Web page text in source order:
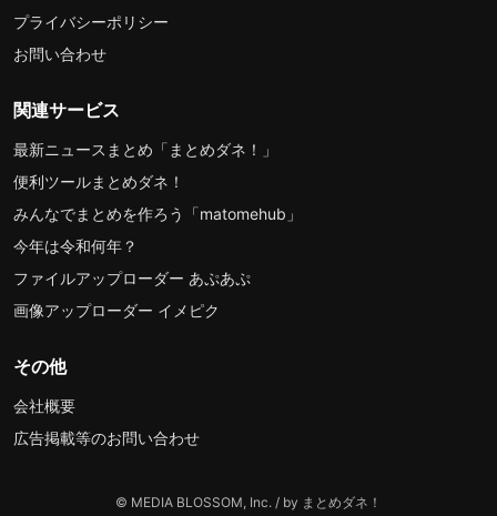
プライバシーポリシー
お問い合わせ
関連サービス
最新ニュースまとめ「まとめダネ！」
便利ツールまとめダネ！
みんなでまとめを作ろう「matomehub」
今年は令和何年？
ファイルアップローダー あぷあぷ
画像アップローダー イメピク
その他
会社概要
広告掲載等のお問い合わせ
© MEDIA BLOSSOM, Inc. / by まとめダネ！